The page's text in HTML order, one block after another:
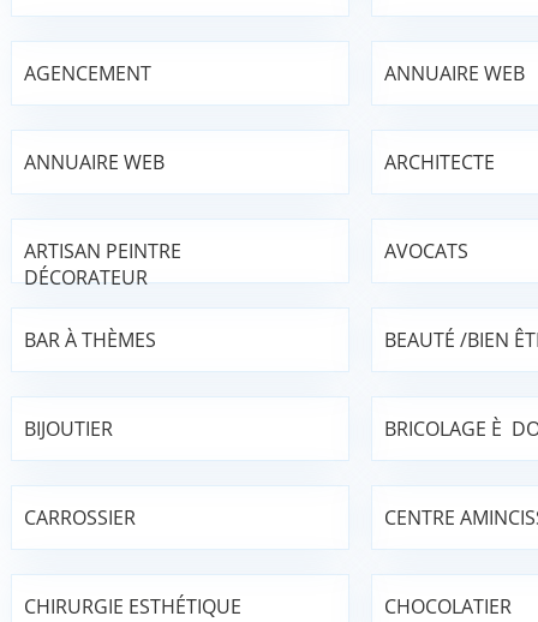
AGENCEMENT ANNUAIRE WEB
ANNUAIRE WEB ARCHITECTE
ARTISAN PEINTRE
DÉCORATEUR
AVOCATS
BAR À THÈMES BEAUTÉ /BIEN
BIJOUTIER BRICOLAGE È
CARROSSIER CENTRE
CHIRURGIE ESTHÉTIQUE CHOCOLATIER